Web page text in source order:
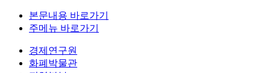
본문내용 바로가기
주메뉴 바로가기
경제연구원
화폐박물관